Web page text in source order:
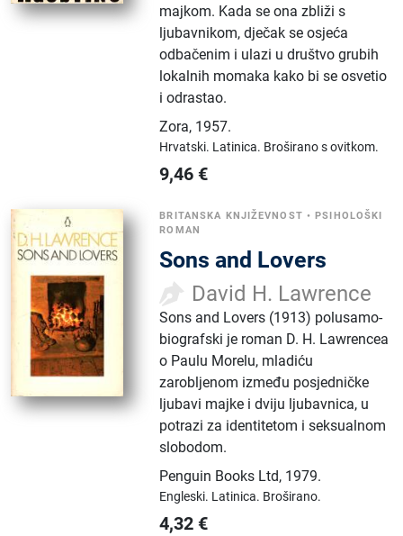
majkom. Kada se ona zbliži s
ljubavnikom, dječak se osjeća
odbačenim i ulazi u društvo grubih
lokalnih momaka kako bi se osvetio
i odrastao.
Zora, 1957.
Hrvatski. Latinica. Broširano s ovitkom.
9,46 €
BRITANSKA KNJIŽEVNOST • PSIHOLOŠKI
ROMAN
Sons and Lovers
David H. Lawrence
Sons and Lovers (1913) polusamo­
biografski je roman D. H. Lawrencea
o Paulu Morelu, mladiću
zarobljenom između posjedničke
ljubavi majke i dviju ljubavnica, u
potrazi za identitetom i seksualnom
slobodom.
Penguin Books Ltd, 1979.
Engleski. Latinica. Broširano.
4,32 €